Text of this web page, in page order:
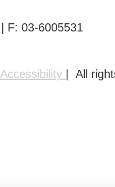
| F: 03-6005531
Accessibility | All